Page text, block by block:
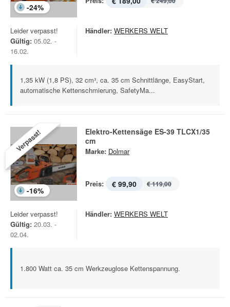
-24%
Leider verpasst!
Gültig: 05.02. -
16.02.
Händler: WERKERS WELT
1,35 kW (1,8 PS), 32 cm³, ca. 35 cm Schnittlänge, EasyStart,
automatische Kettenschmierung, SafetyMa...
Verpasst!
-16%
Elektro-Kettensäge ES-39 TLCX1/35
cm
Marke: Dolmar
Preis: € 99,90 € 119,00
Leider verpasst!
Gültig: 20.03. -
02.04.
Händler: WERKERS WELT
1.800 Watt ca. 35 cm Werkzeuglose Kettenspannung.